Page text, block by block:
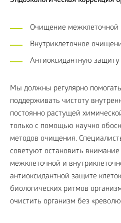
Очищение межклеточной
Внутриклеточное
Антиоксидантную защиту
Мы должны регулярно
поддерживать чистоту
постоянно растущей
только с помощью научно
методов очищения.
советуют остановить
межклеточной и
антиоксидантной защите
биологических ритмов
очистить организм без